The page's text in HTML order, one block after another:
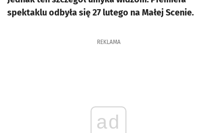
spektaklu odbyła się 27 lutego na Małej Scenie.
REKLAMA
ad